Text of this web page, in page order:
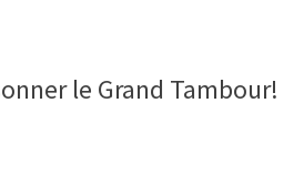
le Grand Tambour!